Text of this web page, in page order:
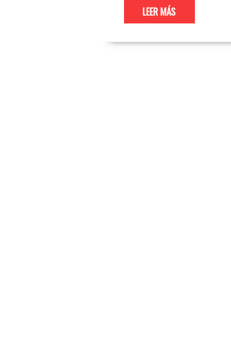
LEER MÁS